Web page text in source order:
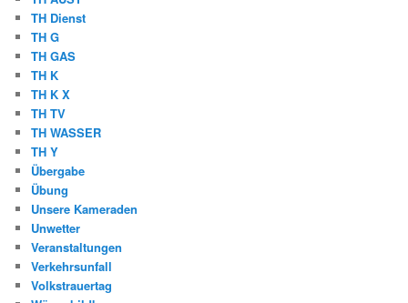
TH Dienst
TH G
TH GAS
TH K
TH K X
TH TV
TH WASSER
TH Y
Übergabe
Übung
Unsere Kameraden
Unwetter
Veranstaltungen
Verkehrsunfall
Volkstrauertag